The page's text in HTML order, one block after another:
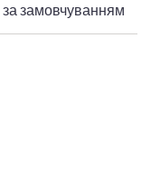
за замовчуванням